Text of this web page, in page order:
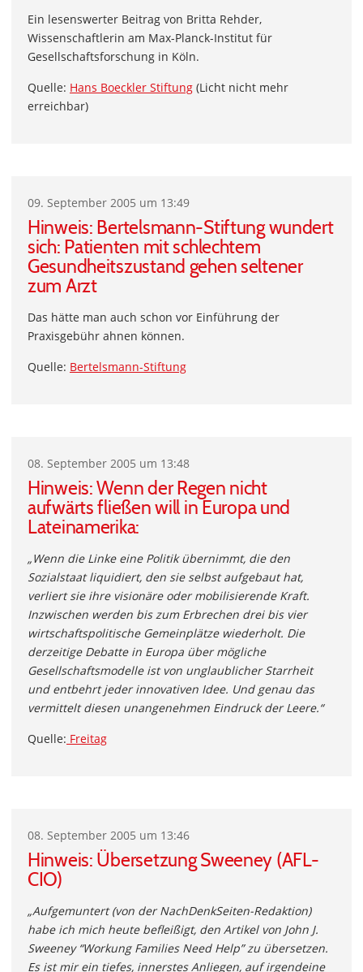
Ein lesenswerter Beitrag von Britta Rehder,
Wissenschaftlerin am Max-Planck-Institut für
Gesellschaftsforschung in Köln.
Quelle: Hans Boeckler Stiftung (Licht nicht mehr
erreichbar)
09. September 2005 um 13:49
Hinweis: Bertelsmann-Stiftung wundert
sich: Patienten mit schlechtem
Gesundheitszustand gehen seltener
zum Arzt
Das hätte man auch schon vor Einführung der
Praxisgebühr ahnen können.
Quelle: Bertelsmann-Stiftung
08. September 2005 um 13:48
Hinweis: Wenn der Regen nicht
aufwärts fließen will in Europa und
Lateinamerika:
„Wenn die Linke eine Politik übernimmt, die den
Sozialstaat liquidiert, den sie selbst aufgebaut hat,
verliert sie ihre visionäre oder mobilisierende Kraft.
Inzwischen werden bis zum Erbrechen drei bis vier
wirtschaftspolitische Gemeinplätze wiederholt. Die
derzeitige Debatte in Europa über mögliche
Gesellschaftsmodelle ist von unglaublicher Starrheit
und entbehrt jeder innovativen Idee. Und genau das
vermittelt diesen unangenehmen Eindruck der Leere.“
Quelle: Freitag
08. September 2005 um 13:46
Hinweis: Übersetzung Sweeney (AFL-
CIO)
„Aufgemuntert (von der NachDenkSeiten-Redaktion)
habe ich mich heute befleißigt, den Artikel von John J.
Sweeney “Workung Families Need Help” zu übersetzen.
Es ist mir ein tiefes, innerstes Anliegen, auf irgendeine